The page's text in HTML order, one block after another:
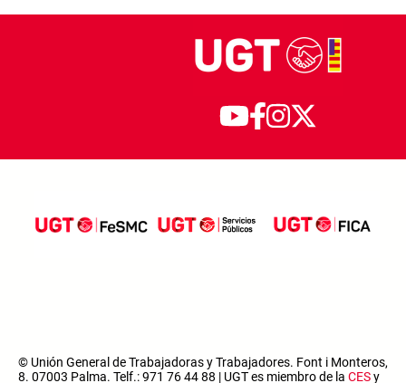
© Unión General de Trabajadoras y Trabajadores. Font i Monteros,
8. 07003 Palma. Telf.: 971 76 44 88 | UGT es miembro de la CESy